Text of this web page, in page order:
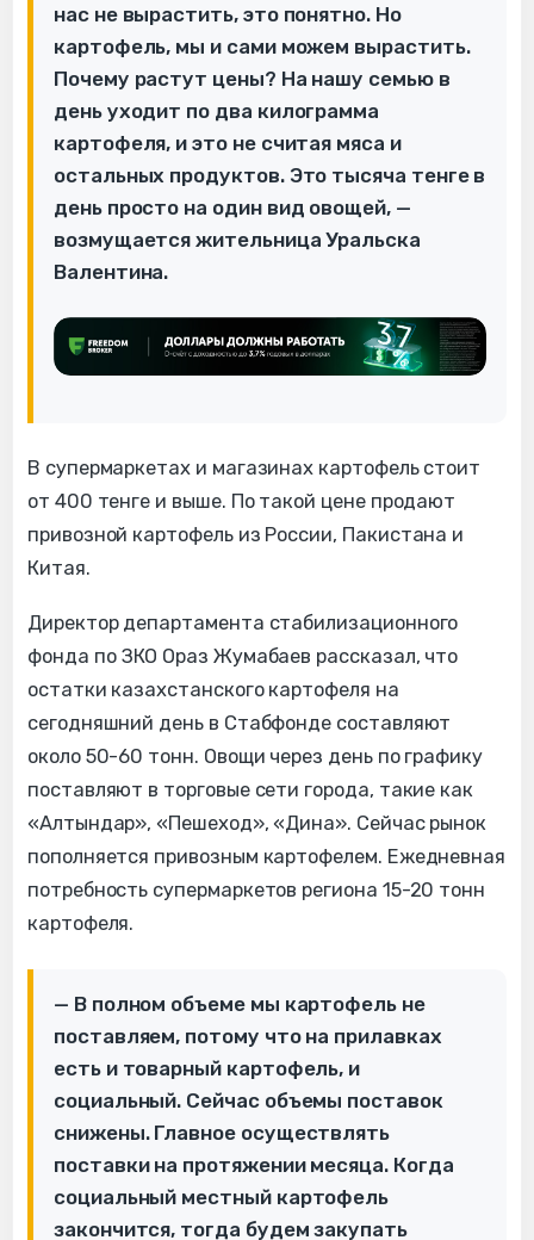
нас не вырастить, это понятно. Но
картофель, мы и сами можем вырастить.
Почему растут цены? На нашу семью в
день уходит по два килограмма
картофеля, и это не считая мяса и
остальных продуктов. Это тысяча тенге в
день просто на один вид овощей, —
возмущается жительница Уральска
Валентина.
В супермаркетах и магазинах картофель стоит
от 400 тенге и выше. По такой цене продают
привозной картофель из России, Пакистана и
Китая.
Директор департамента стабилизационного
фонда по ЗКО Ораз Жумабаев рассказал, что
остатки казахстанского картофеля на
сегодняшний день в Стабфонде составляют
около 50-60 тонн. Овощи через день по графику
поставляют в торговые сети города, такие как
«Алтындар», «Пешеход», «Дина». Сейчас рынок
пополняется привозным картофелем. Ежедневная
потребность супермаркетов региона 15-20 тонн
картофеля.
— В полном объеме мы картофель не
поставляем, потому что на прилавках
есть и товарный картофель, и
социальный. Сейчас объемы поставок
снижены. Главное осуществлять
поставки на протяжении месяца. Когда
социальный местный картофель
закончится, тогда будем закупать